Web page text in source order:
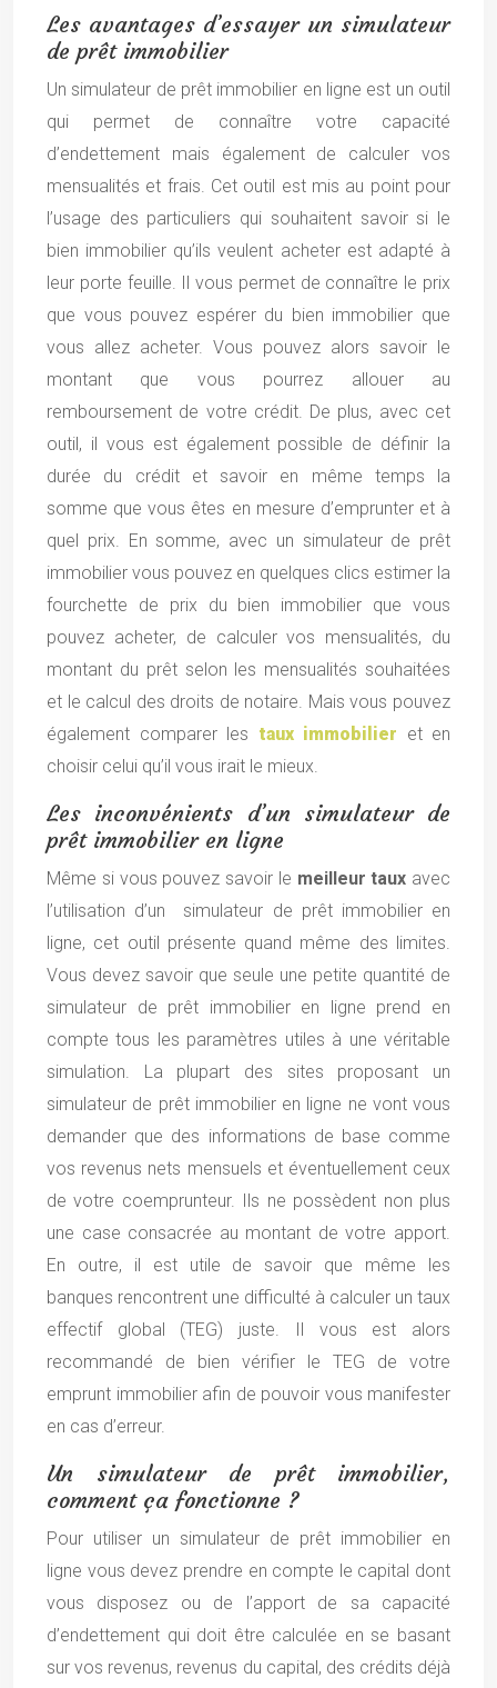
Les avantages d’essayer un simulateur
de prêt immobilier
Un simulateur de prêt immobilier en ligne est un outil
qui permet de connaître votre capacité
d’endettement mais également de calculer vos
mensualités et frais. Cet outil est mis au point pour
l’usage des particuliers qui souhaitent savoir si le
bien immobilier qu’ils veulent acheter est adapté à
leur porte feuille. Il vous permet de connaître le prix
que vous pouvez espérer du bien immobilier que
vous allez acheter. Vous pouvez alors savoir le
montant que vous pourrez allouer au
remboursement de votre crédit. De plus, avec cet
outil, il vous est également possible de définir la
durée du crédit et savoir en même temps la
somme que vous êtes en mesure d’emprunter et à
quel prix. En somme, avec un simulateur de prêt
immobilier vous pouvez en quelques clics estimer la
fourchette de prix du bien immobilier que vous
pouvez acheter, de calculer vos mensualités, du
montant du prêt selon les mensualités souhaitées
et le calcul des droits de notaire. Mais vous pouvez
également comparer les taux immobilier et en
choisir celui qu’il vous irait le mieux.
Les inconvénients d’un simulateur de
prêt immobilier en ligne
Même si vous pouvez savoir le meilleur taux avec
l’utilisation d’un simulateur de prêt immobilier en
ligne, cet outil présente quand même des limites.
Vous devez savoir que seule une petite quantité de
simulateur de prêt immobilier en ligne prend en
compte tous les paramètres utiles à une véritable
simulation. La plupart des sites proposant un
simulateur de prêt immobilier en ligne ne vont vous
demander que des informations de base comme
vos revenus nets mensuels et éventuellement ceux
de votre coemprunteur. Ils ne possèdent non plus
une case consacrée au montant de votre apport.
En outre, il est utile de savoir que même les
banques rencontrent une difficulté à calculer un taux
effectif global (TEG) juste. Il vous est alors
recommandé de bien vérifier le TEG de votre
emprunt immobilier afin de pouvoir vous manifester
en cas d’erreur.
Un simulateur de prêt immobilier,
comment ça fonctionne ?
Pour utiliser un simulateur de prêt immobilier en
ligne vous devez prendre en compte le capital dont
vous disposez ou de l’apport de sa capacité
d’endettement qui doit être calculée en se basant
sur vos revenus, revenus du capital, des crédits déjà